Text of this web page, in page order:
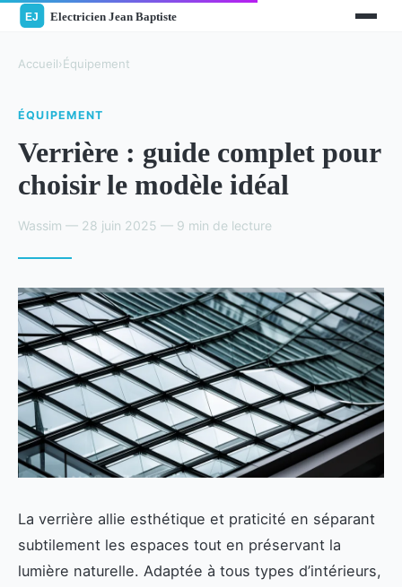
Accueil›Équipement
ÉQUIPEMENT
Verrière : guide complet pour
choisir le modèle idéal
Wassim — 28 juin 2025 — 9 min de lecture
La verrière allie esthétique et praticité en séparant
subtilement les espaces tout en préservant la
lumière naturelle. Adaptée à tous types d’intérieurs,